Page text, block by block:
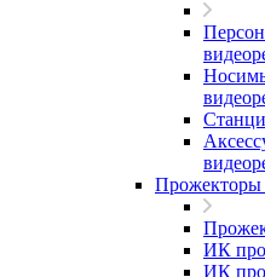
Прожекторы
ИК
ИК